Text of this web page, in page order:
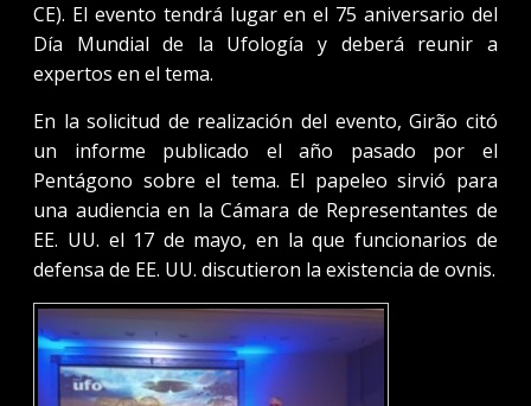
CE). El evento tendrá lugar en el 75 aniversario del
Día Mundial de la Ufología y deberá reunir a
expertos en el tema.
En la solicitud de realización del evento, Girão citó
un informe publicado el año pasado por el
Pentágono sobre el tema. El papeleo sirvió para
una audiencia en la Cámara de Representantes de
EE. UU. el 17 de mayo, en la que funcionarios de
defensa de EE. UU. discutieron la existencia de ovnis.